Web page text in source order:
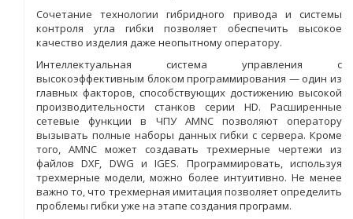
Сочетание технологии гибридного привода и системы
контроля угла гибки позволяет обеспечить высокое
качество изделия даже неопытному оператору.
Интеллектуальная система управления с
высокоэффективным блоком программирования — один из
главных факторов, способствующих достижению высокой
производительности станков серии HD. Расширенные
сетевые функции в ЧПУ AMNC позволяют оператору
вызывать полные наборы данных гибки с сервера. Кроме
того, AMNC может создавать трехмерные чертежи из
файлов DXF, DWG и IGES. Программировать, используя
трехмерные модели, можно более интуитивно. Не менее
важно то, что трехмерная имитация позволяет определить
проблемы гибки уже на этапе создания программ.